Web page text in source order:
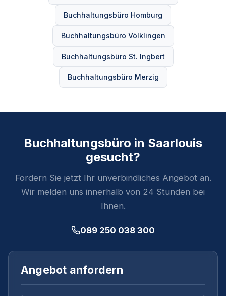
Buchhaltungsbüro Homburg
Buchhaltungsbüro Völklingen
Buchhaltungsbüro St. Ingbert
Buchhaltungsbüro Merzig
Buchhaltungsbüro in Saarlouis
gesucht?
Fordern Sie jetzt Ihr unverbindliches Angebot an.
Wir melden uns innerhalb von 24 Stunden bei
Ihnen.
089 250 038 300
Angebot anfordern